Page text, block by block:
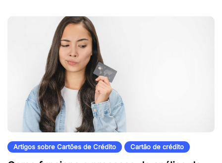
Artigos sobre Cartões de Crédito Cartão de crédito